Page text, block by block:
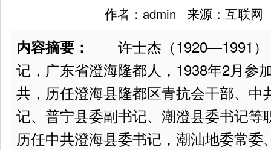
作者：admin 来源：互联
内容摘要：
许士杰（1920—1991）
记，广东省澄海隆都人，1938年2月参
共，历任澄海县隆都区青抗会干部、中
记、普宁县委副书记、潮澄县委书记等
历任中共澄海县委书记，潮汕地委常委